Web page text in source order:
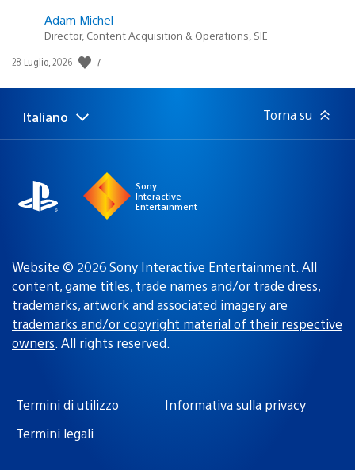
Adam Michel
Director, Content Acquisition & Operations, SIE
Data
pubblicazione:
28 Luglio, 2026 7
Seleziona
Regione
Italiano Torna su
Sony
Interactive
Entertainment
Website © 2026 Sony Interactive Entertainment. All
content, game titles, trade names and/or trade dress,
trademarks, artwork and associated imagery are
trademarks and/or copyright material of their respective
owners. All rights reserved.
Termini di utilizzo
Informativa sulla privacy
Termini legali